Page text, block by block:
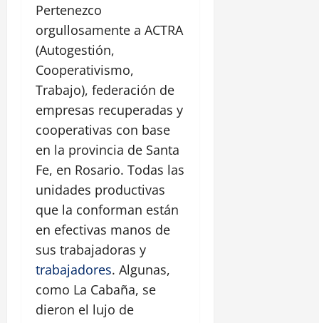
Pertenezco
orgullosamente a ACTRA
(Autogestión,
Cooperativismo,
Trabajo), federación de
empresas recuperadas y
cooperativas con base
en la provincia de Santa
Fe, en Rosario. Todas las
unidades productivas
que la conforman están
en efectivas manos de
sus trabajadoras y
trabajadores. Algunas,
como La Cabaña, se
dieron el lujo de